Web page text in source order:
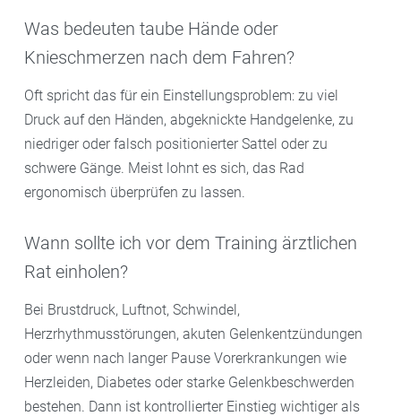
Was bedeuten taube Hände oder
Knieschmerzen nach dem Fahren?
Oft spricht das für ein Einstellungsproblem: zu viel
Druck auf den Händen, abgeknickte Handgelenke, zu
niedriger oder falsch positionierter Sattel oder zu
schwere Gänge. Meist lohnt es sich, das Rad
ergonomisch überprüfen zu lassen.
Wann sollte ich vor dem Training ärztlichen
Rat einholen?
Bei Brustdruck, Luftnot, Schwindel,
Herzrhythmusstörungen, akuten Gelenkentzündungen
oder wenn nach langer Pause Vorerkrankungen wie
Herzleiden, Diabetes oder starke Gelenkbeschwerden
bestehen. Dann ist kontrollierter Einstieg wichtiger als